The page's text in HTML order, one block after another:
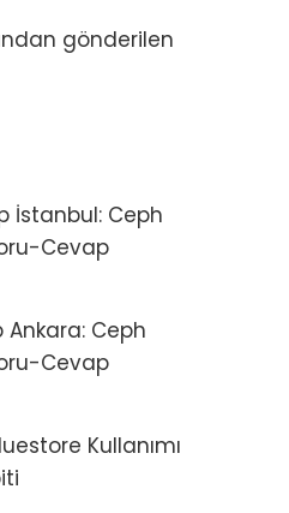
gönderilen
İstanbul: Ceph
Cevap
Ankara: Ceph
Cevap
Kullanımı